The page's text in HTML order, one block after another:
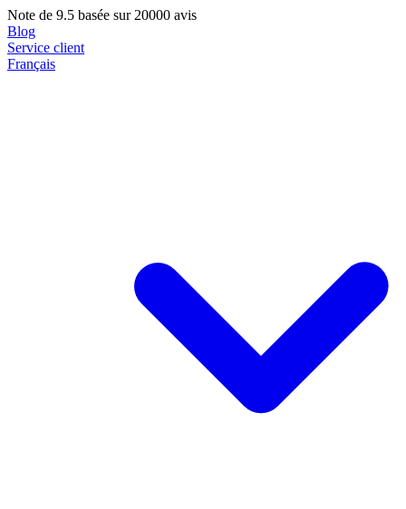
Note de 9.5 basée sur 20000 avis
Blog
Service client
Français